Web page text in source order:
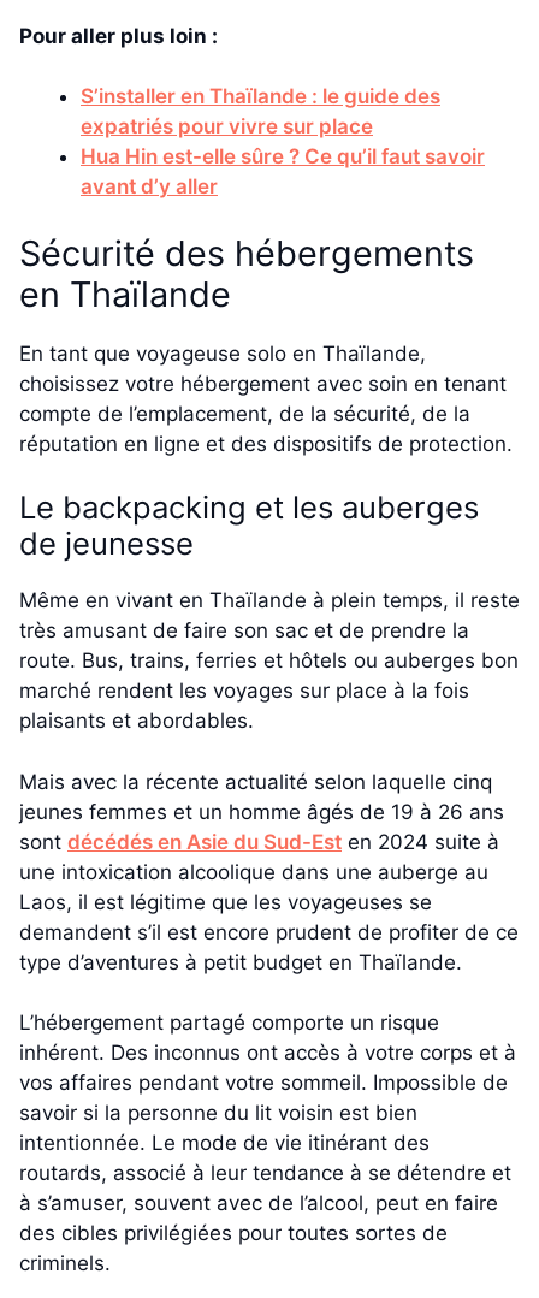
Pour aller plus loin :
S’installer en Thaïlande : le guide des
expatriés pour vivre sur place
Hua Hin est-elle sûre ? Ce qu’il faut savoir
avant d’y aller
Sécurité des hébergements
en Thaïlande
En tant que voyageuse solo en Thaïlande,
choisissez votre hébergement avec soin en tenant
compte de l’emplacement, de la sécurité, de la
réputation en ligne et des dispositifs de protection.
Le backpacking et les auberges
de jeunesse
Même en vivant en Thaïlande à plein temps, il reste
très amusant de faire son sac et de prendre la
route. Bus, trains, ferries et hôtels ou auberges bon
marché rendent les voyages sur place à la fois
plaisants et abordables.
Mais avec la récente actualité selon laquelle cinq
jeunes femmes et un homme âgés de 19 à 26 ans
sont décédés en Asie du Sud-Est en 2024 suite à
une intoxication alcoolique dans une auberge au
Laos, il est légitime que les voyageuses se
demandent s’il est encore prudent de profiter de ce
type d’aventures à petit budget en Thaïlande.
L’hébergement partagé comporte un risque
inhérent. Des inconnus ont accès à votre corps et à
vos affaires pendant votre sommeil. Impossible de
savoir si la personne du lit voisin est bien
intentionnée. Le mode de vie itinérant des
routards, associé à leur tendance à se détendre et
à s’amuser, souvent avec de l’alcool, peut en faire
des cibles privilégiées pour toutes sortes de
criminels.